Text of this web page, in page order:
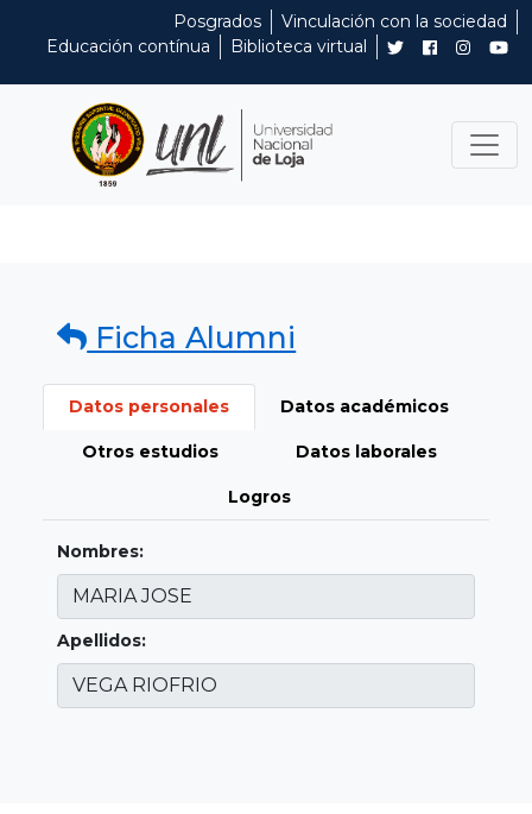
Posgrados
Vinculación con la sociedad
Educación contínua
Biblioteca virtual
Ficha Alumni
Datos personales Datos académicos
Otros estudios Datos laborales
Logros
Nombres:
Apellidos: